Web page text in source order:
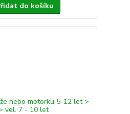
do košíku